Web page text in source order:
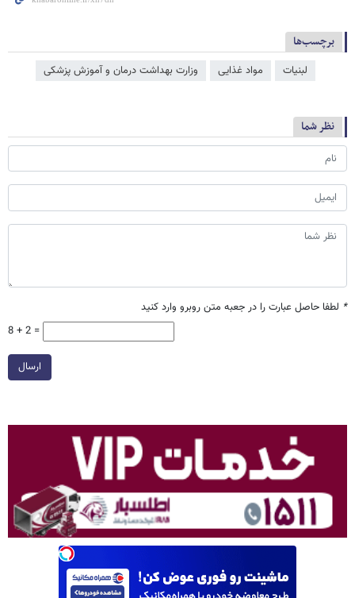
برچسب‌ها
لبنیات مواد غذایی وزارت بهداشت درمان و آموزش پزشکی
نظر شما
* لطفا حاصل عبارت را در جعبه متن روبرو وارد کنید
8 + 2 =
ارسال